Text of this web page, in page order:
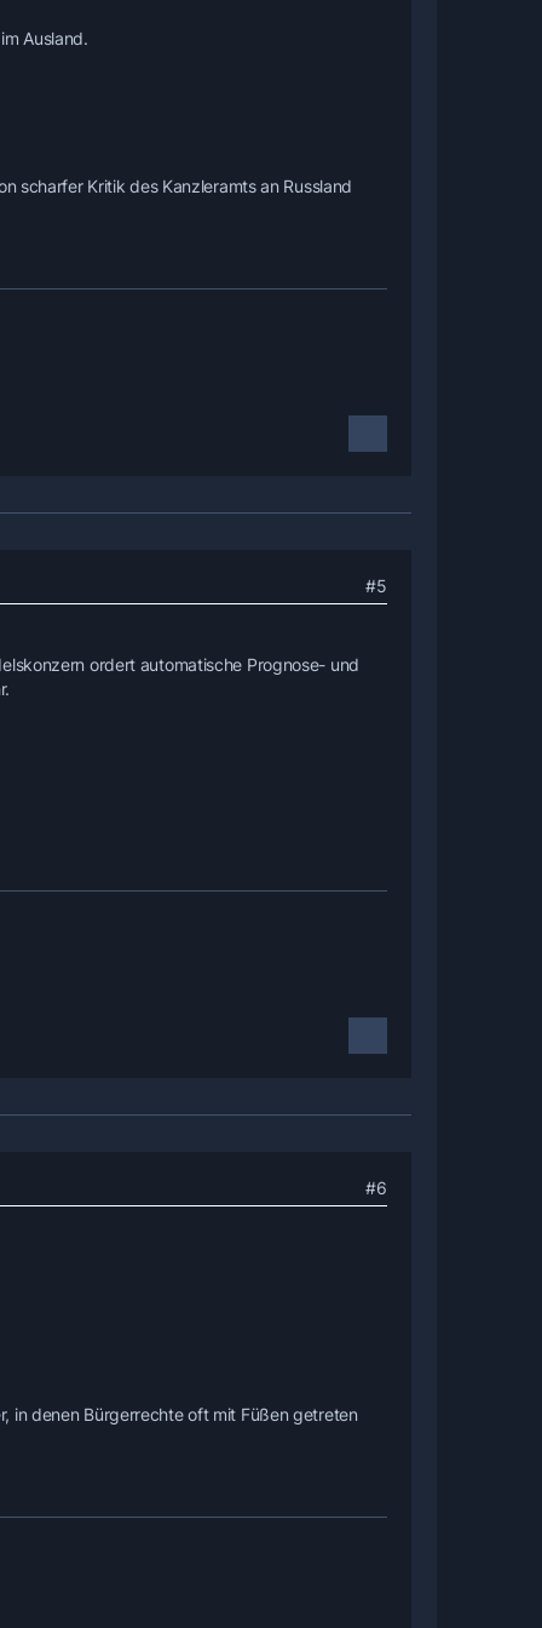
Ausland.
scharfer Kritik des Kanzleramts an Russland
#5
ordert automatische Prognose- und
#6
in denen Bürgerrechte oft mit Füßen getreten